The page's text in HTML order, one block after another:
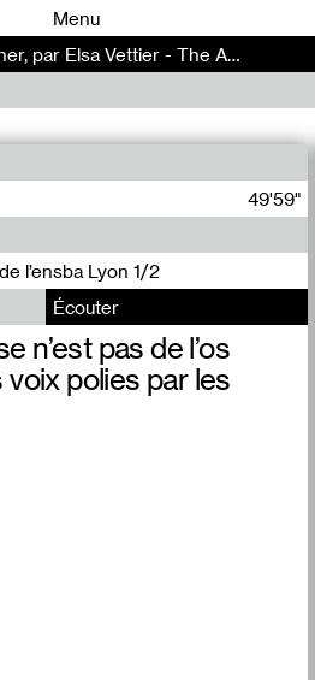
Menu
Vettier - The Artificial Kid (14)
49'59"
l’ensba Lyon 1/2
Écouter
n’est pas de l’os
voix polies par les
00
00